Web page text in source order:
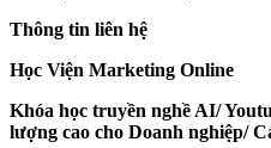
Thông tin liên hệ
Học Viện Marketing Online
Khóa học truyền nghề AI/
lượng cao cho Doanh nghiệp/